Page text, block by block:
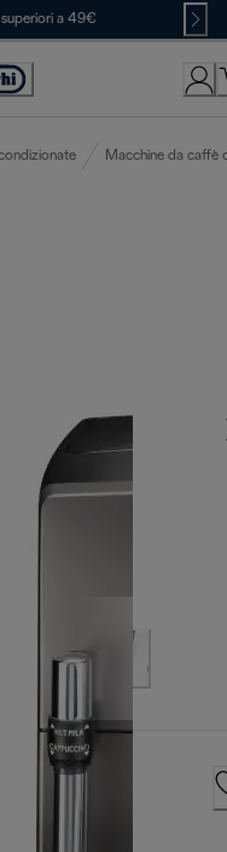
a 49€
Macchine da caffè